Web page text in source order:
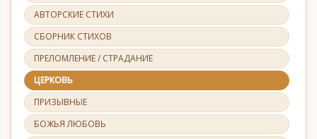
АВТОРСКИЕ СТИХИ
СБОРНИК СТИХОВ
ПРЕЛОМЛЕНИЕ / СТРАДАНИЕ
ЦЕРКОВЬ
ПРИЗЫВНЫЕ
БОЖЬЯ ЛЮБОВЬ